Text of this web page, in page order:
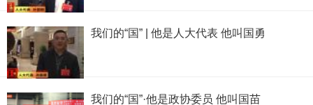
我们的“国” | 他是人大代表 他叫国勇
我们的“国”·他是政协委员 他叫国苗